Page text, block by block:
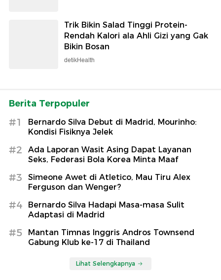
Trik Bikin Salad Tinggi Protein-
Rendah Kalori ala Ahli Gizi yang Gak
Bikin Bosan
detikHealth
Berita Terpopuler
#1
Bernardo Silva Debut di Madrid, Mourinho:
Kondisi Fisiknya Jelek
#2
Ada Laporan Wasit Asing Dapat Layanan
Seks, Federasi Bola Korea Minta Maaf
#3
Simeone Awet di Atletico, Mau Tiru Alex
Ferguson dan Wenger?
#4
Bernardo Silva Hadapi Masa-masa Sulit
Adaptasi di Madrid
#5
Mantan Timnas Inggris Andros Townsend
Gabung Klub ke-17 di Thailand
Lihat Selengkapnya